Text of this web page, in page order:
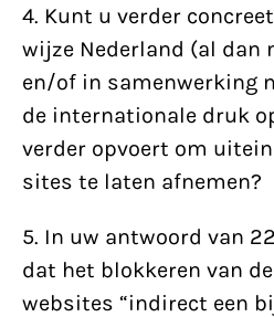
4. Kunt u verder
wijze Nederland (al dan
en/of in samenwerking
de internationale druk
verder opvoert om
sites te laten afnemen?
5. In uw antwoord van
dat het blokkeren van
websites “indirect een